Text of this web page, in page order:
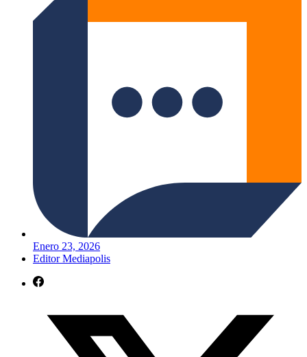
Enero 23, 2026
Editor Mediapolis